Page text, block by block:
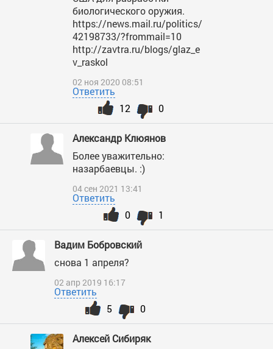
биологического оружия.
https://news.mail.ru/politics/
42198733/?frommail=10
http://zavtra.ru/blogs/glaz_e
v_raskol
02 ноя 2020 08:51
Ответить
0
12
Александр Клюянов
Более уважительно:
назарбаевцы. :)
04 сен 2021 13:41
Ответить
1
0
Вадим Бобровский
снова 1 апреля?
02 апр 2019 16:17
Ответить
0
5
Алексей Сибиряк